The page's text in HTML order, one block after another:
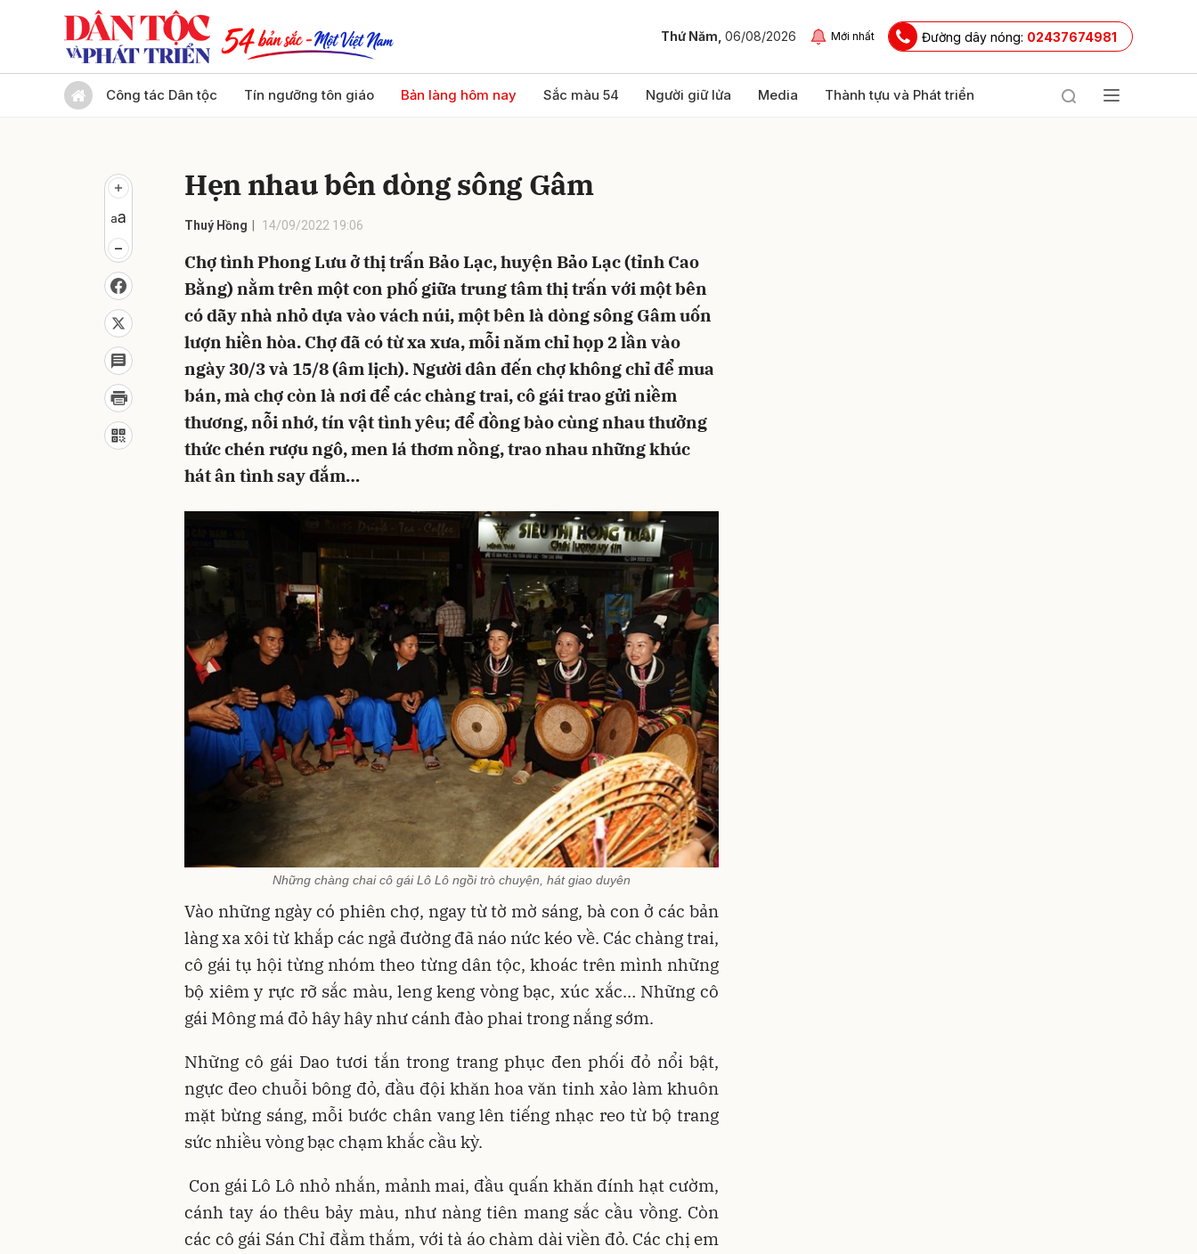
Thứ Năm, 06/08/2026 Mới nhất Đường dây nóng: 02437674981
Công tác Dân tộc Tín ngưỡng tôn giáo Bản làng hôm nay Sắc màu 54 Người giữ lửa Media Thành tựu và Phát triển
Hẹn nhau bên dòng sông Gâm
Thuý Hồng 14/09/2022 19:06
Chợ tình Phong Lưu ở thị trấn Bảo Lạc, huyện Bảo Lạc (tỉnh Cao
Bằng) nằm trên một con phố giữa trung tâm thị trấn với một bên
có dãy nhà nhỏ dựa vào vách núi, một bên là dòng sông Gâm uốn
lượn hiền hòa. Chợ đã có từ xa xưa, mỗi năm chỉ họp 2 lần vào
ngày 30/3 và 15/8 (âm lịch). Người dân đến chợ không chỉ để mua
bán, mà chợ còn là nơi để các chàng trai, cô gái trao gửi niềm
thương, nỗi nhớ, tín vật tình yêu; để đồng bào cùng nhau thưởng
thức chén rượu ngô, men lá thơm nồng, trao nhau những khúc
hát ân tình say đắm…
Những chàng chai cô gái Lô Lô ngồi trò chuyện, hát giao duyên
Vào những ngày có phiên chợ, ngay từ tờ mờ sáng, bà con ở các bản
làng xa xôi từ khắp các ngả đường đã náo nức kéo về. Các chàng trai,
cô gái tụ hội từng nhóm theo từng dân tộc, khoác trên mình những
bộ xiêm y rực rỡ sắc màu, leng keng vòng bạc, xúc xắc… Những cô
gái Mông má đỏ hây hây như cánh đào phai trong nắng sớm.
Những cô gái Dao tươi tắn trong trang phục đen phối đỏ nổi bật,
ngực đeo chuỗi bông đỏ, đầu đội khăn hoa văn tinh xảo làm khuôn
mặt bừng sáng, mỗi bước chân vang lên tiếng nhạc reo từ bộ trang
sức nhiều vòng bạc chạm khắc cầu kỳ.
Con gái Lô Lô nhỏ nhắn, mảnh mai, đầu quấn khăn đính hạt cườm,
cánh tay áo thêu bảy màu, như nàng tiên mang sắc cầu vồng. Còn
các cô gái Sán Chỉ đằm thắm, với tà áo chàm dài viền đỏ. Các chị em
Gửi bình luận
Hủy